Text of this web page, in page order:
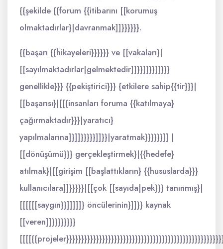
{{şekilde {{forum {{itibarını [[korumuş
olmaktadırlar}|davranmak]]}}}}}}.
{{başarı {{hikayeleri}}}}}} ve [[vakaları}|
[[sayılmaktadırlar|gelmektedir]]}}]]}}]]}}}
genellikle}}} {{pekiştirici}}} {etkilere sahip{{tir}}}|
[[başarısı}|[[{insanları foruma {{katılmaya}
çağırmaktadır}}}|yaratıcı}
yapılmalarına]}]]}}}}}]]}}|yaratmak}}}}}}]] |
[[dönüşümü}}} gerçekleştirmek}|{{hedefe}
atılmak}|[[girişim [[başlattıkların} {{hususlarda}}}
kullanıcılara]]}}}}}|[[çok [[sayıda|pek}}} tanınmış}|
[[[[[[saygın}}]]]]]} öncülerinin}]]}} kaynak
[[veren]]}}}}}}}}